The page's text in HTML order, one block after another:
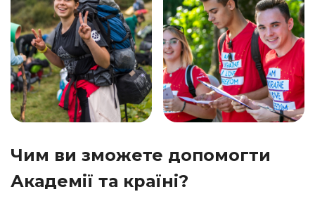
Чим ви зможете допомогти
Академії та країні?